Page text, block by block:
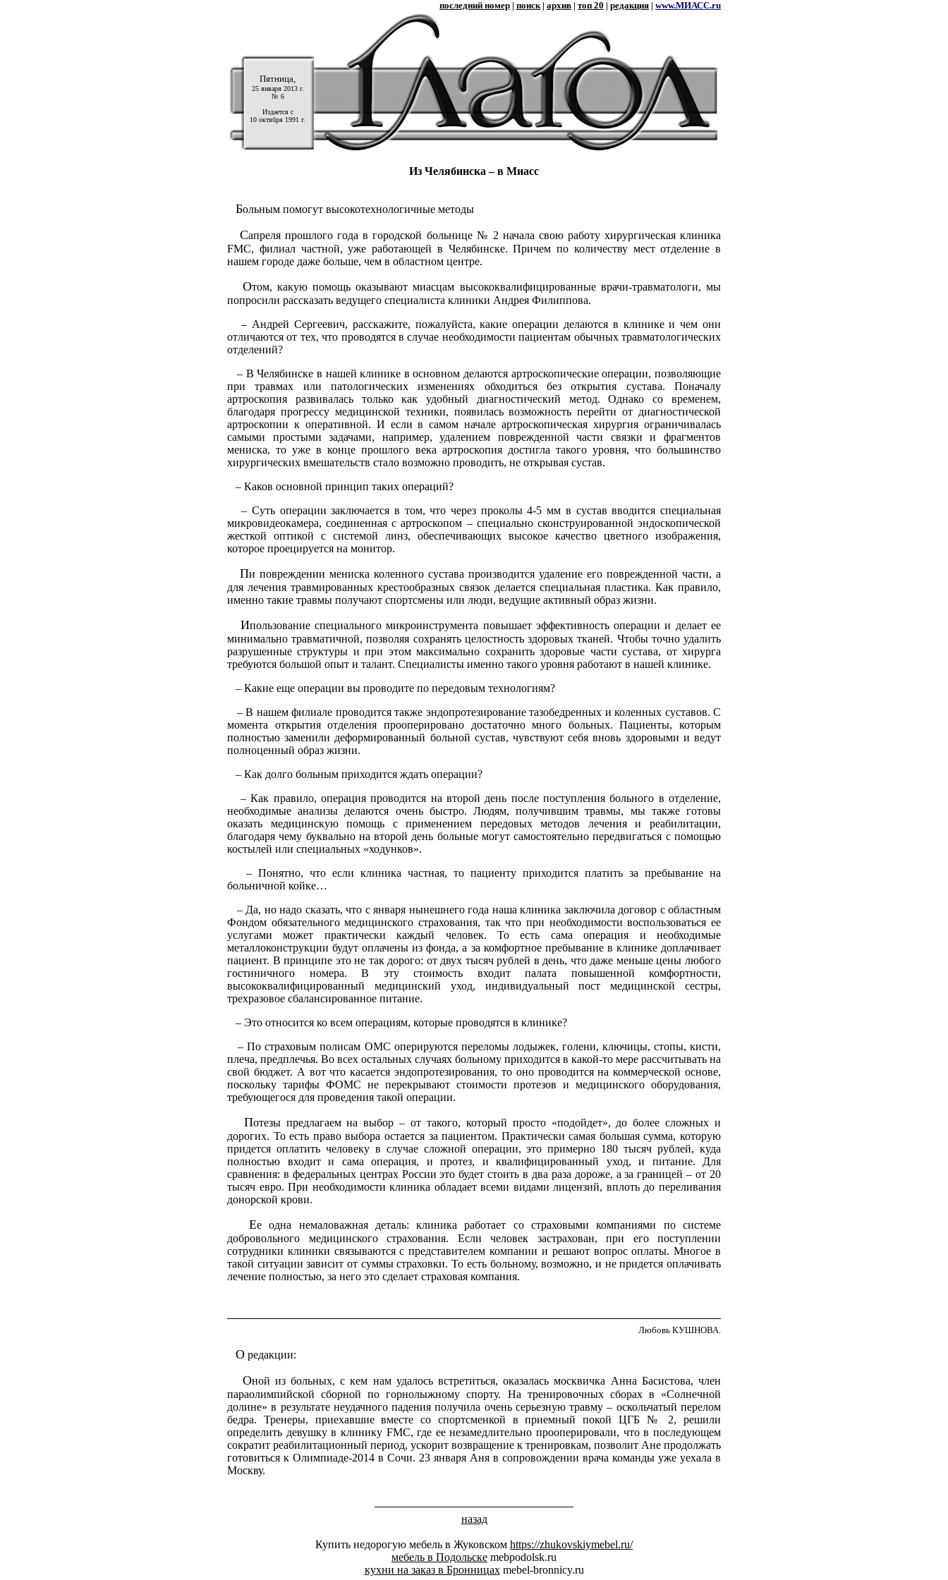
последний номер | поиск| архив | топ 20 | редакция | www.МИАСС.ru
Пятница,
25 января 2013 г.
№ 6
Издается с
10 октября 1991 г.
Из Челябинска – в Миасс
Больным помогут высокотехнологичные методы
Сапреля прошлого года в городской больнице № 2 начала свою работу хирургическая клиника
FMC, филиал частной, уже работающей в Челябинске. Причем по количеству мест отделение в
нашем городе даже больше, чем в областном центре.
Отом, какую помощь оказывают миасцам высококвалифицированные врачи-травматологи, мы
попросили рассказать ведущего специалиста клиники Андрея Филиппова.
– Андрей Сергеевич, расскажите, пожалуйста, какие операции делаются в клинике и чем они
отличаются от тех, что проводятся в случае необходимости пациентам обычных травматологических
отделений?
– В Челябинске в нашей клинике в основном делаются артроскопические операции, позволяющие
при травмах или патологических изменениях обходиться без открытия сустава. Поначалу
артроскопия развивалась только как удобный диагностический метод. Однако со временем,
благодаря прогрессу медицинской техники, появилась возможность перейти от диагностической
артроскопии к оперативной. И если в самом начале артроскопическая хирургия ограничивалась
самыми простыми задачами, например, удалением поврежденной части связки и фрагментов
мениска, то уже в конце прошлого века артроскопия достигла такого уровня, что большинство
хирургических вмешательств стало возможно проводить, не открывая сустав.
– Каков основной принцип таких операций?
– Суть операции заключается в том, что через проколы 4-5 мм в сустав вводится специальная
микровидеокамера, соединенная с артроскопом – специально сконструированной эндоскопической
жесткой оптикой с системой линз, обеспечивающих высокое качество цветного изображения,
которое проецируется на монитор.
Пи повреждении мениска коленного сустава производится удаление его поврежденной части, а
для лечения травмированных крестообразных связок делается специальная пластика. Как правило,
именно такие травмы получают спортсмены или люди, ведущие активный образ жизни.
Ипользование специального микроинструмента повышает эффективность операции и делает ее
минимально травматичной, позволяя сохранять целостность здоровых тканей. Чтобы точно удалить
разрушенные структуры и при этом максимально сохранить здоровые части сустава, от хирурга
требуются большой опыт и талант. Специалисты именно такого уровня работают в нашей клинике.
– Какие еще операции вы проводите по передовым технологиям?
– В нашем филиале проводится также эндопротезирование тазобедренных и коленных суставов. С
момента открытия отделения прооперировано достаточно много больных. Пациенты, которым
полностью заменили деформированный больной сустав, чувствуют себя вновь здоровыми и ведут
полноценный образ жизни.
– Как долго больным приходится ждать операции?
– Как правило, операция проводится на второй день после поступления больного в отделение,
необходимые анализы делаются очень быстро. Людям, получившим травмы, мы также готовы
оказать медицинскую помощь с применением передовых методов лечения и реабилитации,
благодаря чему буквально на второй день больные могут самостоятельно передвигаться с помощью
костылей или специальных «ходунков».
– Понятно, что если клиника частная, то пациенту приходится платить за пребывание на
больничной койке…
– Да, но надо сказать, что с января нынешнего года наша клиника заключила договор с областным
Фондом обязательного медицинского страхования, так что при необходимости воспользоваться ее
услугами может практически каждый человек. То есть сама операция и необходимые
металлоконструкции будут оплачены из фонда, а за комфортное пребывание в клинике доплачивает
пациент. В принципе это не так дорого: от двух тысяч рублей в день, что даже меньше цены любого
гостиничного номера. В эту стоимость входит палата повышенной комфортности,
высококвалифицированный медицинский уход, индивидуальный пост медицинской сестры,
трехразовое сбалансированное питание.
– Это относится ко всем операциям, которые проводятся в клинике?
– По страховым полисам ОМС оперируются переломы лодыжек, голени, ключицы, стопы, кисти,
плеча, предплечья. Во всех остальных случаях больному приходится в какой-то мере рассчитывать на
свой бюджет. А вот что касается эндопротезирования, то оно проводится на коммерческой основе,
поскольку тарифы ФОМС не перекрывают стоимости протезов и медицинского оборудования,
требующегося для проведения такой операции.
Потезы предлагаем на выбор – от такого, который просто «подойдет», до более сложных и
дорогих. То есть право выбора остается за пациентом. Практически самая большая сумма, которую
придется оплатить человеку в случае сложной операции, это примерно 180 тысяч рублей, куда
полностью входит и сама операция, и протез, и квалифицированный уход, и питание. Для
сравнения: в федеральных центрах России это будет стоить в два раза дороже, а за границей – от 20
тысяч евро. При необходимости клиника обладает всеми видами лицензий, вплоть до переливания
донорской крови.
Ее одна немаловажная деталь: клиника работает со страховыми компаниями по системе
добровольного медицинского страхования. Если человек застрахован, при его поступлении
сотрудники клиники связываются с представителем компании и решают вопрос оплаты. Многое в
такой ситуации зависит от суммы страховки. То есть больному, возможно, и не придется оплачивать
лечение полностью, за него это сделает страховая компания.
Любовь КУШНОВА.
О редакции:
Оной из больных, с кем нам удалось встретиться, оказалась москвичка Анна Басистова, член
параолимпийской сборной по горнолыжному спорту. На тренировочных сборах в «Солнечной
долине» в результате неудачного падения получила очень серьезную травму – оскольчатый перелом
бедра. Тренеры, приехавшие вместе со спортсменкой в приемный покой ЦГБ № 2, решили
определить девушку в клинику FMС, где ее незамедлительно прооперировали, что в последующем
сократит реабилитационный период, ускорит возвращение к тренировкам, позволит Ане продолжать
готовиться к Олимпиаде-2014 в Сочи. 23 января Аня в сопровождении врача команды уже уехала в
Москву.
назад
Купить недорогую мебель в Жуковском https://zhukovskiymebel.ru/
мебель в Подольске mebpodolsk.ru
кухни на заказ в Бронницахmebel-bronnicy.ru